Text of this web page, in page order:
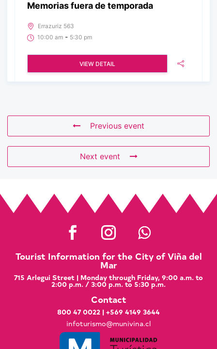
Memorias fuera de temporada
Errazuriz 563
10:00 am - 5:30 pm
VIEW DETAIL
Previous event
Next event
Tourist Information for the City of Viña del
Mar
715 Arlegui Street | Monday through Friday, 9:00 a.m. to
2:00 p.m. / 3:00 p.m. to 5:30 p.m.
Contact
800 47 0022 | +569 4149 3644
infoturismo@munivina.cl